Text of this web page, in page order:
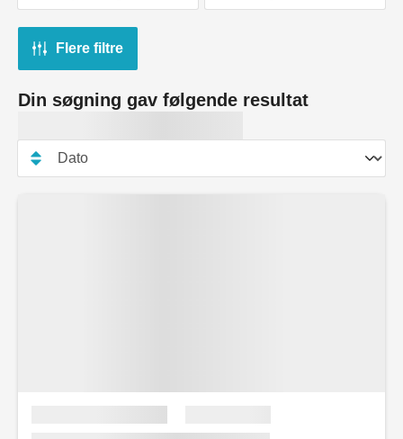
Flere filtre
Din søgning gav følgende resultat